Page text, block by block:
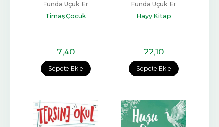
Sepete Ekle
Funda Uçuk Er
Timaş Çocuk
7,40
Sepete Ekle
Funda Uçuk Er
Hayy Kitap
22,10